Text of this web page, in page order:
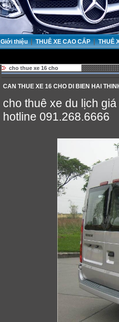
Giới thiệu | THUÊ XE CAO CẤP | THUÊ
cho thue xe 16 cho
CAN THUE XE 16 CHO DI BIEN HAI
cho thuê xe du lịch
hotline 091.268.6666